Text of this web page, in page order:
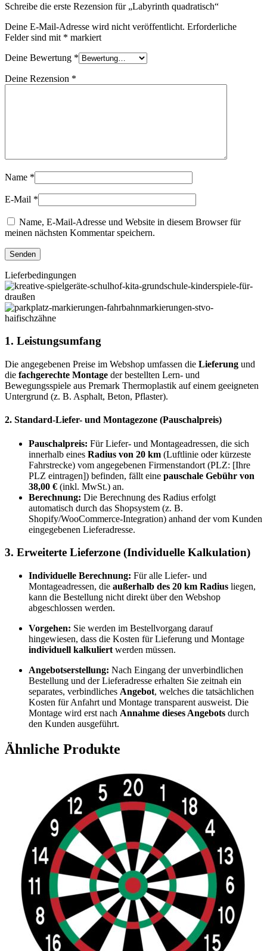
Schreibe die erste Rezension für „Labyrinth quadratisch“
Deine E-Mail-Adresse wird nicht veröffentlicht. Erforderliche
Felder sind mit * markiert
Deine Bewertung *
Deine Rezension *
Name *
E-Mail *
Name, E-Mail-Adresse und Website in diesem Browser für
meinen nächsten Kommentar speichern.
Lieferbedingungen
1. Leistungsumfang
Die angegebenen Preise im Webshop umfassen die Lieferung und
die fachgerechte Montage der bestellten Lern- und
Bewegungsspiele aus Premark Thermoplastik auf einem geeigneten
Untergrund (z. B. Asphalt, Beton, Pflaster).
2. Standard-Liefer- und Montagezone (Pauschalpreis)
Pauschalpreis: Für Liefer- und Montageadressen, die sich
innerhalb eines Radius von 20 km (Luftlinie oder kürzeste
Fahrstrecke) vom angegebenen Firmenstandort (PLZ: [Ihre
PLZ eintragen]) befinden, fällt eine pauschale Gebühr von
38,00 € (inkl. MwSt.) an.
Berechnung: Die Berechnung des Radius erfolgt
automatisch durch das Shopsystem (z. B.
Shopify/WooCommerce-Integration) anhand der vom Kunden
eingegebenen Lieferadresse.
3. Erweiterte Lieferzone (Individuelle Kalkulation)
Individuelle Berechnung: Für alle Liefer- und
Montageadressen, die außerhalb des 20 km Radius liegen,
kann die Bestellung nicht direkt über den Webshop
abgeschlossen werden.
Vorgehen: Sie werden im Bestellvorgang darauf
hingewiesen, dass die Kosten für Lieferung und Montage
individuell kalkuliert werden müssen.
Angebotserstellung: Nach Eingang der unverbindlichen
Bestellung und der Lieferadresse erhalten Sie zeitnah ein
separates, verbindliches Angebot, welches die tatsächlichen
Kosten für Anfahrt und Montage transparent ausweist. Die
Montage wird erst nach Annahme dieses Angebots durch
den Kunden ausgeführt.
Ähnliche Produkte